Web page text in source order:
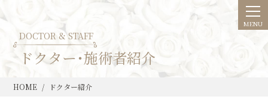
DOCTOR & STAFF
ドクター･施術者紹介
HOME ドクター紹介